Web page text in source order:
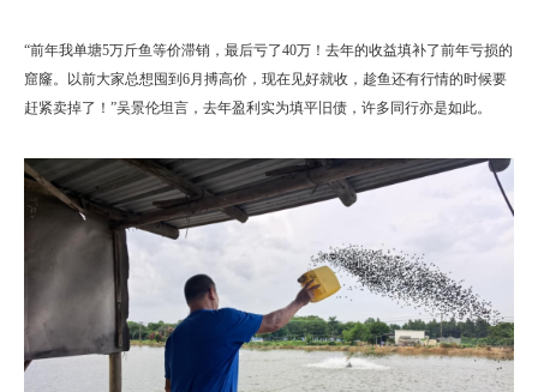
“前年我单塘5万斤鱼等价滞销，最后亏了40万！去年的收益填补了前年亏损的
窟窿。以前大家总想囤到6月搏高价，现在见好就收，趁鱼还有行情的时候要
赶紧卖掉了！”吴景伦坦言，去年盈利实为填平旧债，许多同行亦是如此。